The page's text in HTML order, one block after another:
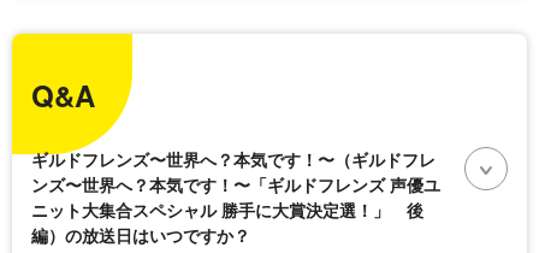
Q&A
ギルドフレンズ〜世界へ？本気です！〜（ギルドフレ
ンズ〜世界へ？本気です！〜「ギルドフレンズ 声優ユ
ニット大集合スペシャル 勝手に大賞決定選！」 後
編）の放送日はいつですか？